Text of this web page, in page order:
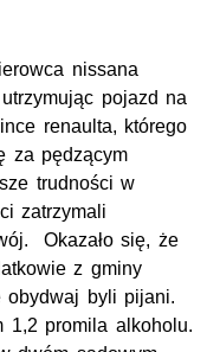
nissana
pojazd na
renaulta, którego
za pędzącym
trudności w
zatrzymali
Okazało się, że
z gminy
obydwaj byli pijani.
1,2 promila alkoholu.